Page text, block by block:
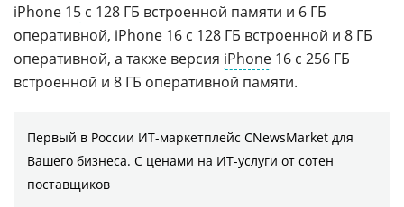
iPhone 15 с 128 ГБ встроенной памяти и 6 ГБ
оперативной, iPhone 16 с 128 ГБ встроенной и 8 ГБ
оперативной, а также версия iPhone 16 с 256 ГБ
встроенной и 8 ГБ оперативной памяти.
Первый в России ИТ-маркетплейс CNewsMarket для
Вашего бизнеса. С ценами на ИТ-услуги от сотен
поставщиков